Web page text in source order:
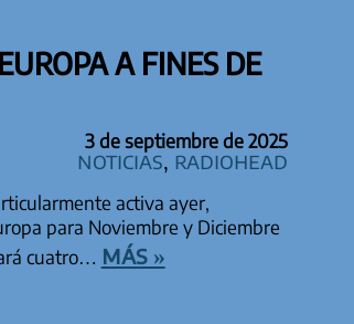
A FINES DE
3 de septiembre de 2025
Noticias, Radiohead
activa ayer,
para Noviembre y Diciembre
cuatro… más »